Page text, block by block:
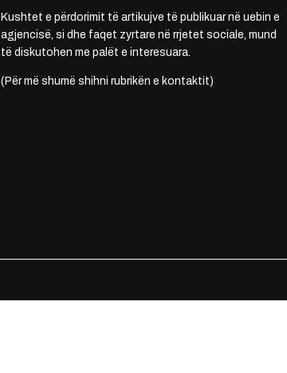
Kushtet e përdorimit të artikujve të publikuar në uebin e
agjencisë, si dhe faqet zyrtare në rrjetet sociale, mund
të diskutohen me palët e interesuara.
(Për më shumë shihni rubrikën e kontaktit)